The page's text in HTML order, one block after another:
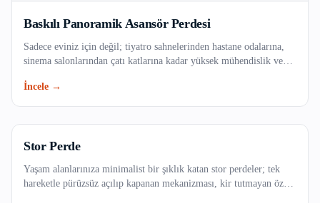
Çatalca
Çekmeköy
Esenler
Eyüpsultan
Fatih
Baskılı Panoramik Asansör Perdesi
Sadece eviniz için değil; tiyatro sahnelerinden hastane odalarına,
sinema salonlarından çatı katlarına kadar yüksek mühendislik ve
güvenlik standartlarına tam uyumlu ve dayanıklı endüstriyel perde
İncele →
Stor Perde
Yaşam alanlarınıza minimalist bir şıklık katan stor perdeler; tek
hareketle pürüzsüz açılıp kapanan mekanizması, kir tutmayan özel